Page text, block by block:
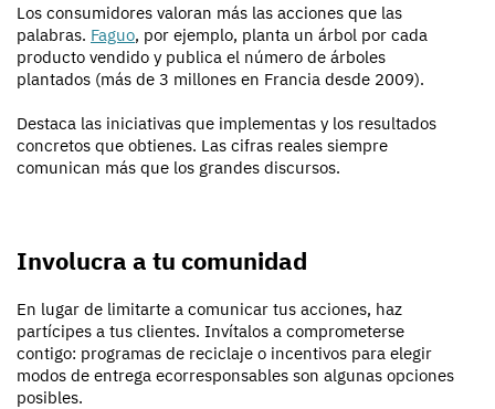
Los consumidores valoran más las acciones que las
palabras. Faguo, por ejemplo, planta un árbol por cada
producto vendido y publica el número de árboles
plantados (más de 3 millones en Francia desde 2009).
Destaca las iniciativas que implementas y los resultados
concretos que obtienes. Las cifras reales siempre
comunican más que los grandes discursos.
Involucra a tu comunidad
En lugar de limitarte a comunicar tus acciones, haz
partícipes a tus clientes. Invítalos a comprometerse
contigo: programas de reciclaje o incentivos para elegir
modos de entrega ecorresponsables son algunas opciones
posibles.